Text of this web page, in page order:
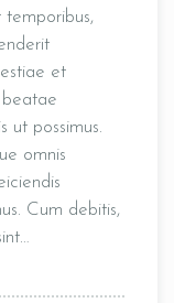
et
beatae
ut possimus.
omnis
Cum debitis,